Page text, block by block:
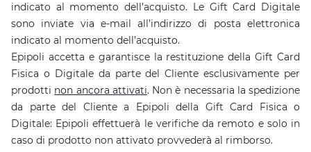
indicato al momento dell’acquisto. Le Gift Card Digitale
sono inviate via e-mail all’indirizzo di posta elettronica
indicato al momento dell’acquisto.
Epipoli accetta e garantisce la restituzione della Gift Card
Fisica o Digitale da parte del Cliente esclusivamente per
prodotti non ancora attivati. Non è necessaria la spedizione
da parte del Cliente a Epipoli della Gift Card Fisica o
Digitale: Epipoli effettuerà le verifiche da remoto e solo in
caso di prodotto non attivato provvederà al rimborso.